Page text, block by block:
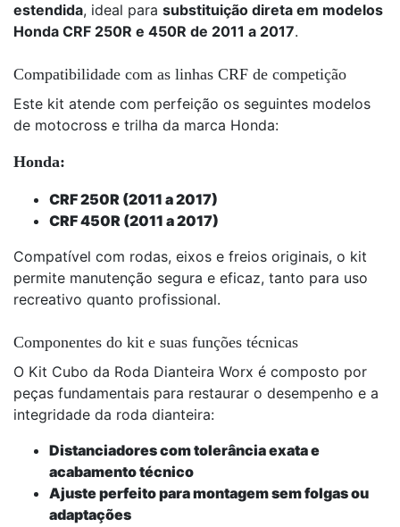
estendida, ideal para substituição direta em modelos
Honda CRF 250R e 450R de 2011 a 2017.
Compatibilidade com as linhas CRF de competição
Este kit atende com perfeição os seguintes modelos
de motocross e trilha da marca Honda:
Honda:
CRF 250R (2011 a 2017)
CRF 450R (2011 a 2017)
Compatível com rodas, eixos e freios originais, o kit
permite manutenção segura e eficaz, tanto para uso
recreativo quanto profissional.
Componentes do kit e suas funções técnicas
O Kit Cubo da Roda Dianteira Worx é composto por
peças fundamentais para restaurar o desempenho e a
integridade da roda dianteira:
Distanciadores com tolerância exata e
acabamento técnico
Ajuste perfeito para montagem sem folgas ou
adaptações